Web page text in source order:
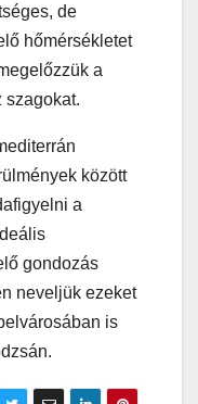
de
hőmérsékletet
a
szagokat.
között
a
gondozás
neveljük ezeket
is